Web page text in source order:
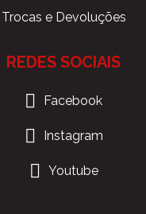
Trocas e Devoluções
REDES SOCIAIS
Facebook
Instagram
Youtube